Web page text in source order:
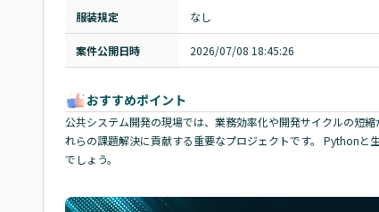
服装規定 なし
案件公開日時 2026/07/08 18:45:26
おすすめポイント
公共システム開発の現場では、業務効率化や開発サイクルの短
れらの課題解決に貢献する重要なプロジェクトです。 Pythonと
でしょう。